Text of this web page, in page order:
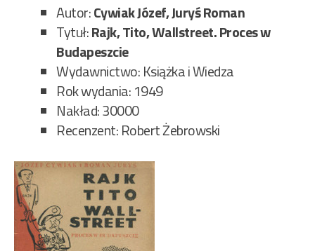
Autor:Cywiak Józef, Juryś Roman
Tytuł:Rajk, Tito, Wallstreet. Proces w
Budapeszcie
Wydawnictwo: Książka i Wiedza
Rok wydania: 1949
Nakład: 30000
Recenzent: Robert Żebrowski